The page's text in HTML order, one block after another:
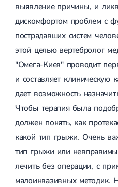
выявление причины, и
дискомфортом проблем с
пострадавших систем
этой целью вертебролог
"Омега-Киев" проводит
и составляет клиническую
дает возможность
Чтобы терапия была
должен понять, как
какой тип грыжи. Очень
тип грыжи или
лечить без операции, с
малоинвазивных методик.